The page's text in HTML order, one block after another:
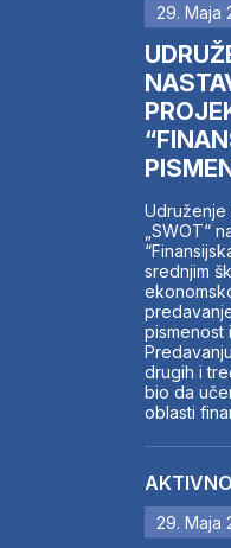
29. Maja
Udruženje
„SWOT“
srednjim
pismenost
drugih i
bio da
oblasti
29. Maja